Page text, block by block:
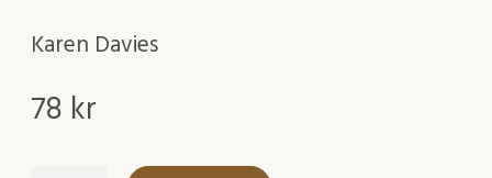
Karen Davies
78 kr